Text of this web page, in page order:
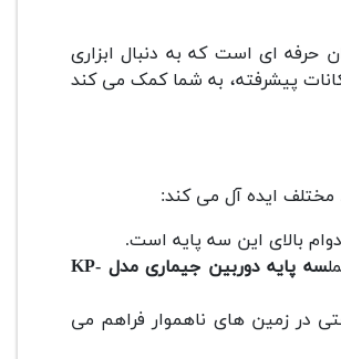
حرفه ای است که به دنبال ابزاری
پیشرفته، به شما کمک می کند
مختلف ایده آل می کند:
بالای این سه پایه است.
سه پایه دوربین جیماری مدل KP-
در زمین های ناهموار فراهم می